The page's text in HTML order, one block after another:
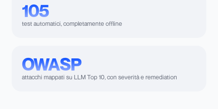
105
test automatici, completamente offline
OWASP
attacchi mappati su LLM Top 10, con severità e remediation